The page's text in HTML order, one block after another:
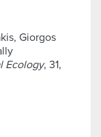
Giorgos
Ecology, 31,